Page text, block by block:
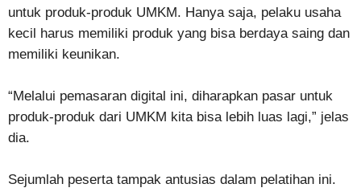
untuk produk-produk UMKM. Hanya saja, pelaku usaha
kecil harus memiliki produk yang bisa berdaya saing dan
memiliki keunikan.
“Melalui pemasaran digital ini, diharapkan pasar untuk
produk-produk dari UMKM kita bisa lebih luas lagi,” jelas
dia.
Sejumlah peserta tampak antusias dalam pelatihan ini.